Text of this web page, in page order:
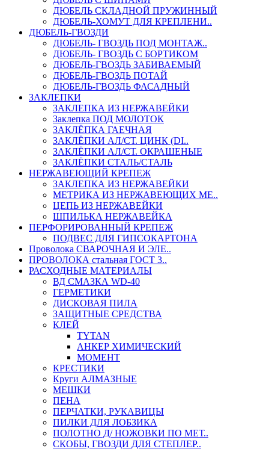
ДЮБЕЛЬ СКЛАДНОЙ ПРУЖИННЫЙ
ДЮБЕЛЬ-ХОМУТ ДЛЯ КРЕПЛЕНИ..
ДЮБЕЛЬ-ГВОЗДИ
ДЮБЕЛЬ- ГВОЗДЬ ПОД МОНТАЖ..
ДЮБЕЛЬ- ГВОЗДЬ С БОРТИКОМ
ДЮБЕЛЬ-ГВОЗДЬ ЗАБИВАЕМЫЙ
ДЮБЕЛЬ-ГВОЗДЬ ПОТАЙ
ДЮБЕЛЬ-ГВОЗДЬ ФАСАДНЫЙ
ЗАКЛЕПКИ
ЗАКЛЕПКА ИЗ НЕРЖАВЕЙКИ
Заклепка ПОД МОЛОТОК
ЗАКЛЁПКА ГАЕЧНАЯ
ЗАКЛЁПКИ АЛ/СТ. ЦИНК (DI..
ЗАКЛЁПКИ АЛ/СТ. ОКРАШЕНЫЕ
ЗАКЛЁПКИ СТАЛЬ/СТАЛЬ
НЕРЖАВЕЮЩИЙ КРЕПЕЖ
ЗАКЛЕПКА ИЗ НЕРЖАВЕЙКИ
МЕТРИКА ИЗ НЕРЖАВЕЮЩИХ МЕ..
ЦЕПЬ ИЗ НЕРЖАВЕЙКИ
ШПИЛЬКА НЕРЖАВЕЙКА
ПЕРФОРИРОВАННЫЙ КРЕПЕЖ
ПОДВЕС ДЛЯ ГИПСОКАРТОНА
Проволока СВАРОЧНАЯ И ЭЛЕ..
ПРОВОЛОКА стальная ГОСТ 3..
РАСХОДНЫЕ МАТЕРИАЛЫ
ВД СМАЗКА WD-40
ГЕРМЕТИКИ
ДИСКОВАЯ ПИЛА
ЗАЩИТНЫЕ СРЕДСТВА
КЛЕЙ
TYTAN
АНКЕР ХИМИЧЕСКИЙ
МОМЕНТ
КРЕСТИКИ
Круги АЛМАЗНЫЕ
МЕШКИ
ПЕНА
ПЕРЧАТКИ, РУКАВИЦЫ
ПИЛКИ ДЛЯ ЛОБЗИКА
ПОЛОТНО Д/ НОЖОВКИ ПО МЕТ..
СКОБЫ, ГВОЗДИ ДЛЯ СТЕПЛЕР..